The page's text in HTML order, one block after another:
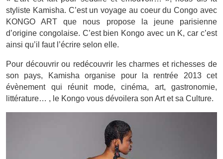
styliste Kamisha. C’est un voyage au coeur du Congo avec
KONGO ART que nous propose la jeune parisienne
d’origine congolaise. C’est bien Kongo avec un K, car c’est
ainsi qu’il faut l’écrire selon elle.
Pour découvrir ou redécouvrir les charmes et richesses de
son pays, Kamisha organise pour la rentrée 2013 cet
évènement qui réunit mode, cinéma, art, gastronomie,
littérature… , le Kongo vous dévoilera son Art et sa Culture.